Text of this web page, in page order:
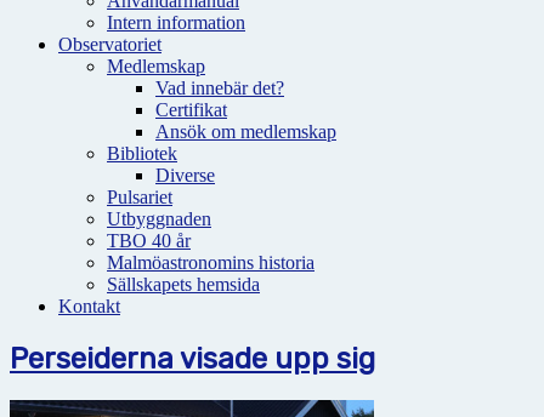
Intern information
Observatoriet
Medlemskap
Vad innebär det?
Certifikat
Ansök om medlemskap
Bibliotek
Diverse
Pulsariet
Utbyggnaden
TBO 40 år
Malmöastronomins historia
Sällskapets hemsida
Kontakt
Perseiderna visade upp sig